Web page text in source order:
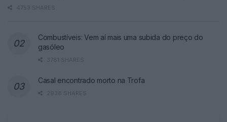
4753 SHARES
Combustíveis: Vem aí mais uma subida do preço do
gasóleo
3781 SHARES
Casal encontrado morto na Trofa
2938 SHARES